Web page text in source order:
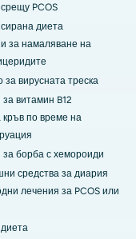
срещу PCOS
диета
за намаляване на
за вирусната треска
витамин B12
кръв по време на
борба с хемороиди
средства за диария
лечения за PCOS или